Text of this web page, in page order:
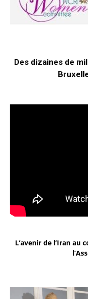
Des dizaines de
L’avenir de l’Iran au